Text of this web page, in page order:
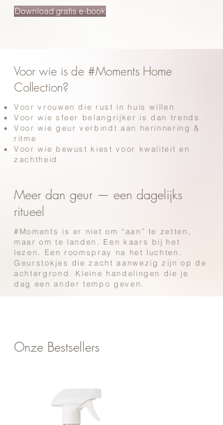
Download gratis e-book
Voor wie is de #Moments Home
Collection?
Voor vrouwen die rust in huis willen
Voor wie sfeer belangrijker is dan trends
Voor wie geur verbindt aan herinnering &
ritme
Voor wie bewust kiest voor kwaliteit en
zachtheid
Meer dan geur — een dagelijks
ritueel
#Moments is er niet om “aan” te zetten,
maar om te landen. Een kaars bij het
lezen. Een roomspray na het luchten.
Geurstokjes die zacht aanwezig zijn op de
achtergrond. Kleine handelingen die je
dag een ander tempo geven.
Onze Bestsellers